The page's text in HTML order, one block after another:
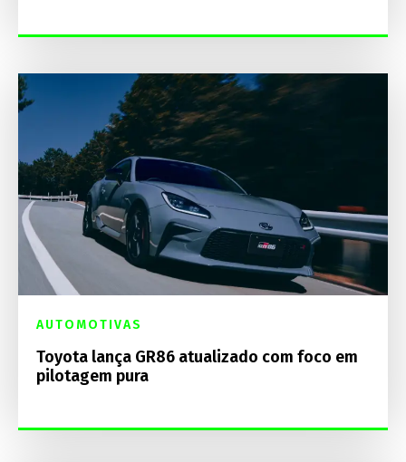
AUTOMOTIVAS
Toyota lança GR86 atualizado com foco em
pilotagem pura